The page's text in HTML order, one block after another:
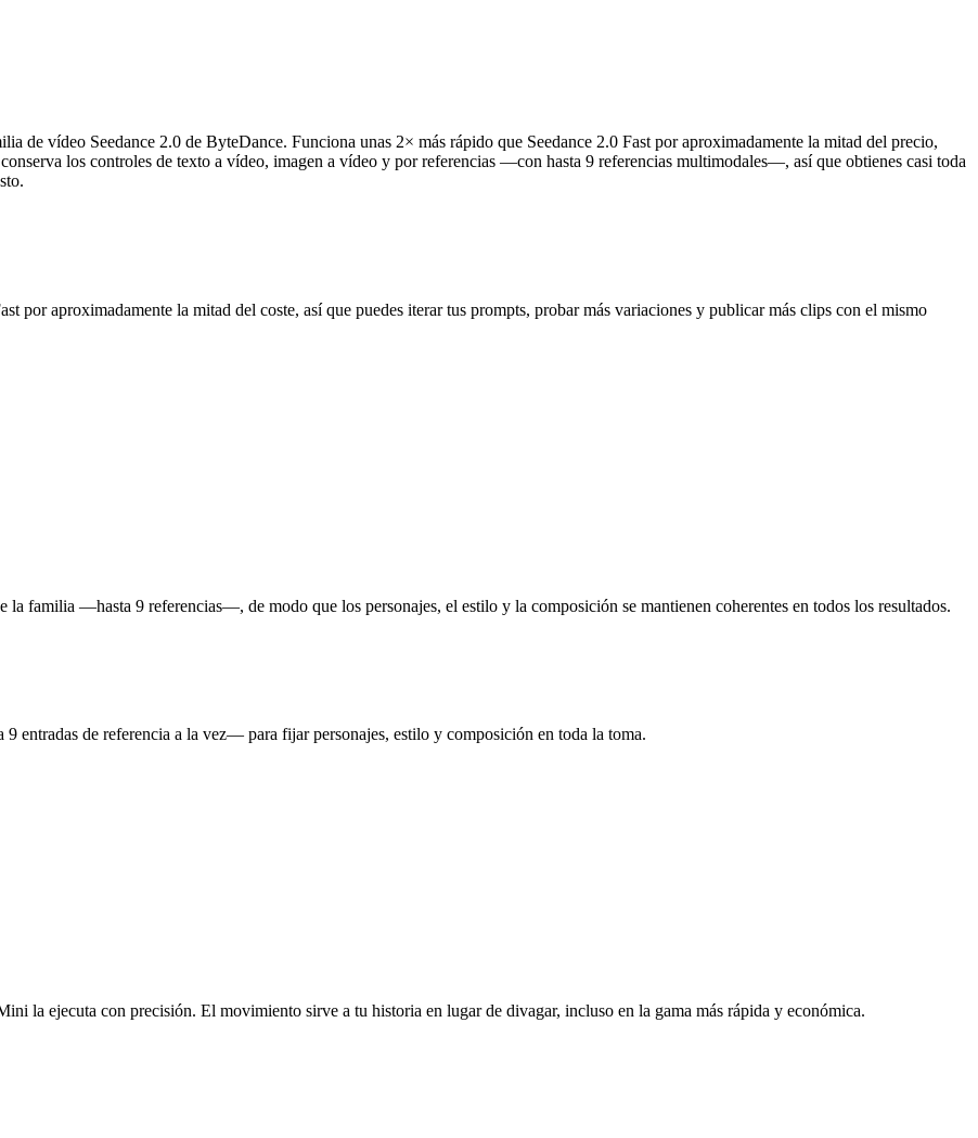
de vídeo Seedance 2.0 de ByteDance. Funciona unas 2× más rápido que Seedance 2.0 Fast por aproximadamente la mitad del precio,
los controles de texto a vídeo, imagen a vídeo y por referencias —con hasta 9 referencias multimodales—, así que obtienes casi toda
por aproximadamente la mitad del coste, así que puedes iterar tus prompts, probar más variaciones y publicar más clips con el mismo
la familia —hasta 9 referencias—, de modo que los personajes, el estilo y la composición se mantienen coherentes en todos los resultados.
entradas de referencia a la vez— para fijar personajes, estilo y composición en toda la toma.
la ejecuta con precisión. El movimiento sirve a tu historia en lugar de divagar, incluso en la gama más rápida y económica.